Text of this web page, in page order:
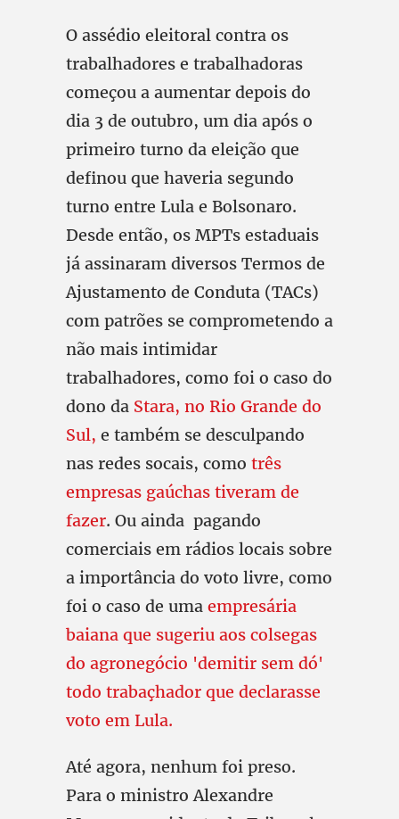
O assédio eleitoral contra os
trabalhadores e trabalhadoras
começou a aumentar depois do
dia 3 de outubro, um dia após o
primeiro turno da eleição que
definou que haveria segundo
turno entre Lula e Bolsonaro.
Desde então, os MPTs estaduais
já assinaram diversos Termos de
Ajustamento de Conduta (TACs)
com patrões se comprometendo a
não mais intimidar
trabalhadores, como foi o caso do
dono da Stara, no Rio Grande do
Sul, e também se desculpando
nas redes socais, como três
empresas gaúchas tiveram de
fazer. Ou ainda pagando
comerciais em rádios locais sobre
a importância do voto livre, como
foi o caso de uma empresária
baiana que sugeriu aos colsegas
do agronegócio 'demitir sem dó'
todo trabaçhador que declarasse
voto em Lula.
Até agora, nenhum foi preso.
Para o ministro Alexandre